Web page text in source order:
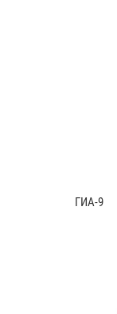
ГИА-9